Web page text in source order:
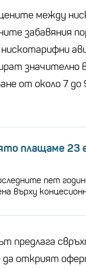
между
забавяния
значително
от около 7
плащаме 23
пет
върху
предлага
открият